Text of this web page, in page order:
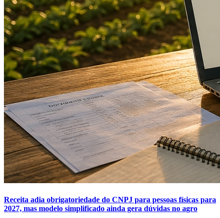
Receita adia obrigatoriedade do CNPJ para pessoas físicas para
2027, mas modelo simplificado ainda gera dúvidas no agro